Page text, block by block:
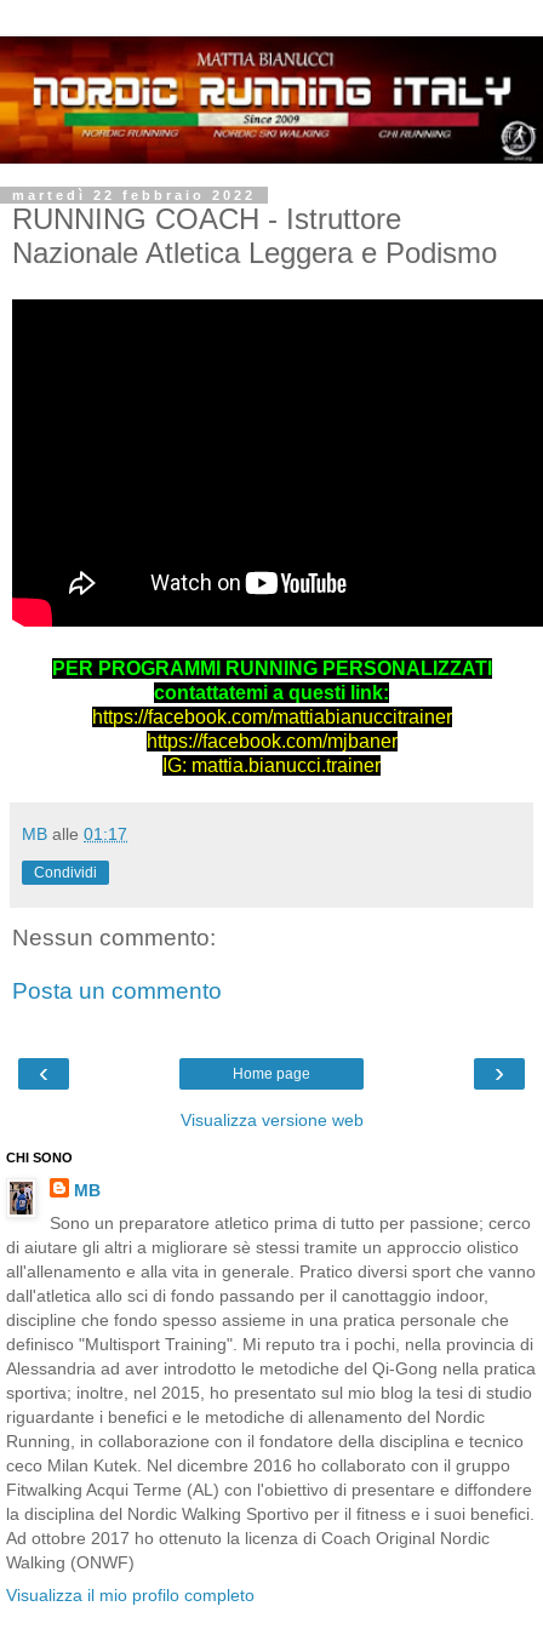
martedì 22 febbraio 2022
RUNNING COACH - Istruttore
Nazionale Atletica Leggera e Podismo
PER PROGRAMMI RUNNING PERSONALIZZATI
contattatemi a questi link:
https://facebook.com/mattiabianuccitrainer
https://facebook.com/mjbaner
IG: mattia.bianucci.trainer
MB alle 01:17
Condividi
Nessun commento:
Posta un commento
‹ ›
Home page
Visualizza versione web
CHI SONO
MB
Sono un preparatore atletico prima di tutto per passione; cerco
di aiutare gli altri a migliorare sè stessi tramite un approccio olistico
all'allenamento e alla vita in generale. Pratico diversi sport che vanno
dall'atletica allo sci di fondo passando per il canottaggio indoor,
discipline che fondo spesso assieme in una pratica personale che
definisco "Multisport Training". Mi reputo tra i pochi, nella provincia di
Alessandria ad aver introdotto le metodiche del Qi-Gong nella pratica
sportiva; inoltre, nel 2015, ho presentato sul mio blog la tesi di studio
riguardante i benefici e le metodiche di allenamento del Nordic
Running, in collaborazione con il fondatore della disciplina e tecnico
ceco Milan Kutek. Nel dicembre 2016 ho collaborato con il gruppo
Fitwalking Acqui Terme (AL) con l'obiettivo di presentare e diffondere
la disciplina del Nordic Walking Sportivo per il fitness e i suoi benefici.
Ad ottobre 2017 ho ottenuto la licenza di Coach Original Nordic
Walking (ONWF)
Visualizza il mio profilo completo